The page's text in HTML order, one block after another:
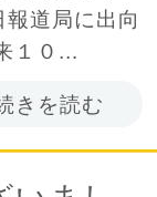
道局に出向
１０...
きを読む